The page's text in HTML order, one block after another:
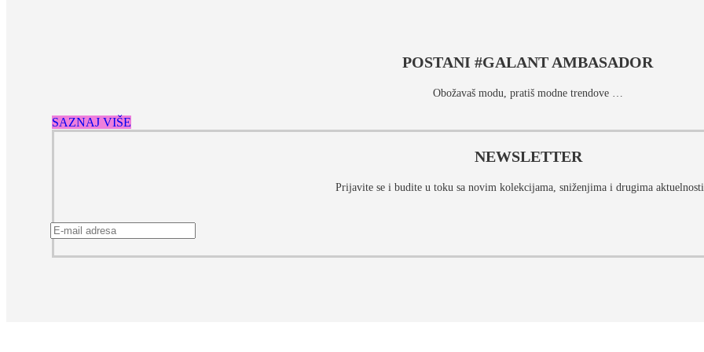
POSTANI #GALANT AMBASADOR
Obožavaš modu, pratiš modne trendove …
SAZNAJ VIŠE
NEWSLETTER
Prijavite se i budite u toku sa novim kolekcijama, sniženjima i drugima